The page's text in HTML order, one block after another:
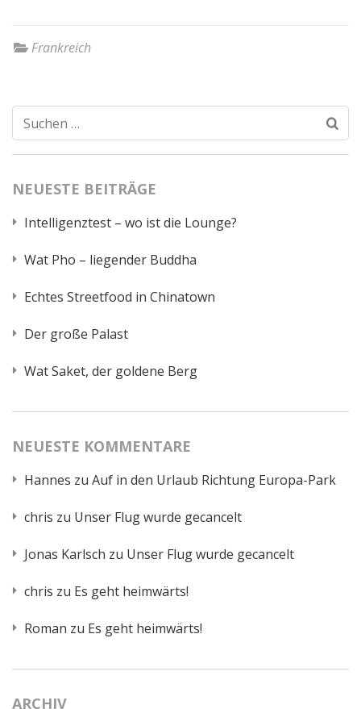
Frankreich
Suchen
nach:
NEUESTE BEITRÄGE
Intelligenztest – wo ist die Lounge?
Wat Pho – liegender Buddha
Echtes Streetfood in Chinatown
Der große Palast
Wat Saket, der goldene Berg
NEUESTE KOMMENTARE
Hannes zu Auf in den Urlaub Richtung Europa-Park
chris zu Unser Flug wurde gecancelt
Jonas Karlsch zu Unser Flug wurde gecancelt
chris zu Es geht heimwärts!
Roman zu Es geht heimwärts!
ARCHIV